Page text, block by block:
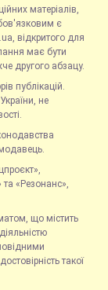
матеріалів,
є
відкритого для
має бути
другого абзацу.
публікацій.
не
«Резонанс»,
що містить
такої